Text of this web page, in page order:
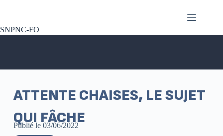
SNPNC-FO
ATTENTE CHAISES, LE SUJET
QUI FÂCHE
Publié le 03/06/2022